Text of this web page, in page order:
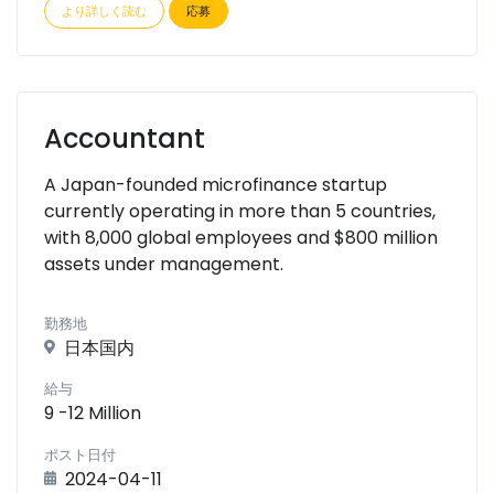
より詳しく読む 応募
Accountant
A Japan-founded microfinance startup
currently operating in more than 5 countries,
with 8,000 global employees and $800 million
assets under management.
勤務地
日本国内
給与
9 -12 Million
ポスト日付
2024-04-11